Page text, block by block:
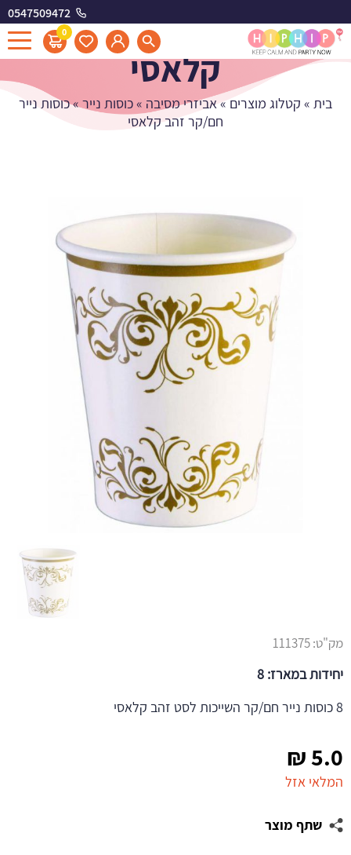
0547509472
0
כוסות נייר חם/קר זהב
קלאסי
בית » קטלוג מוצרים »אביזרי מסיבה »כוסות נייר»כוסות נייר
חם/קר זהב קלאסי
5.0
₪
המלאי אזל
שתף מוצר
מק"ט:111375
יחידות במארז: 8
8 כוסות נייר חם/קר השייכות לסט זהב קלאסי